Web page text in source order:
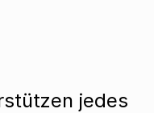
jedes